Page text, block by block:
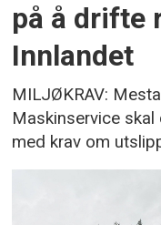
på å drifte
Innlandet
MILJØKRAV:
Maskinservice
med krav om